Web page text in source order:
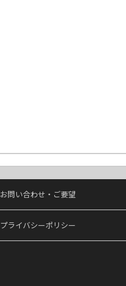
お問い合わせ・ご要望
プライバシーポリシー